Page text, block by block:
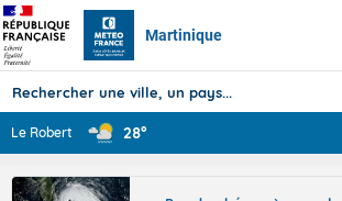
Martinique
Prévisions
Le Robert 28°